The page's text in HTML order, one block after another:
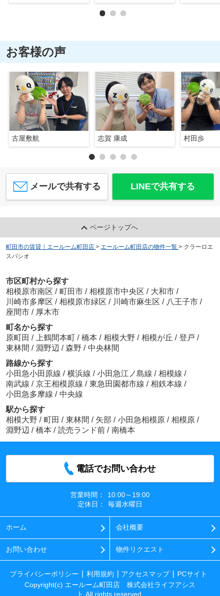
お客様の声
古屋敷航 志賀 康成 村田歩
メールで共有する LINEで共有する
ページトップへ
町田市の賃貸｜エールーム町田店 > エールーム町田店の物件一覧 > クラーロエ
スパシオ
市区町村から探す
相模原市南区 / 町田市 / 相模原市中央区 / 大和市 /
川崎市多摩区 / 相模原市緑区 / 川崎市麻生区 / 八王子市 /
座間市 / 厚木市
町名から探す
原町田 / 上鶴間本町 / 橋本 / 相模大野 / 相模が丘 / 登戸 /
東林間 / 淵野辺 / 森野 / 中央林間
路線から探す
小田急小田原線 / 横浜線 / 小田急江ノ島線 / 相模線 /
南武線 / 京王相模原線 / 東急田園都市線 / 相鉄本線 /
小田急多摩線 / 中央線
駅から探す
相模大野 / 町田 / 東林間 / 矢部 / 小田急相模原 / 相模原 /
淵野辺 / 橋本 / 読売ランド前 / 南橋本
電話でお問い合わせ
営業時間：
10:00～19:00
定休日：
毎週水曜日
ホーム 会社概要
お問い合わせ 物件リクエスト
プライバシーポリシー 利用規約 アクセスマップ
PCサイト
Copyright(c) エールーム町田店 株式会社ライフアシス
ト All rights reserved.